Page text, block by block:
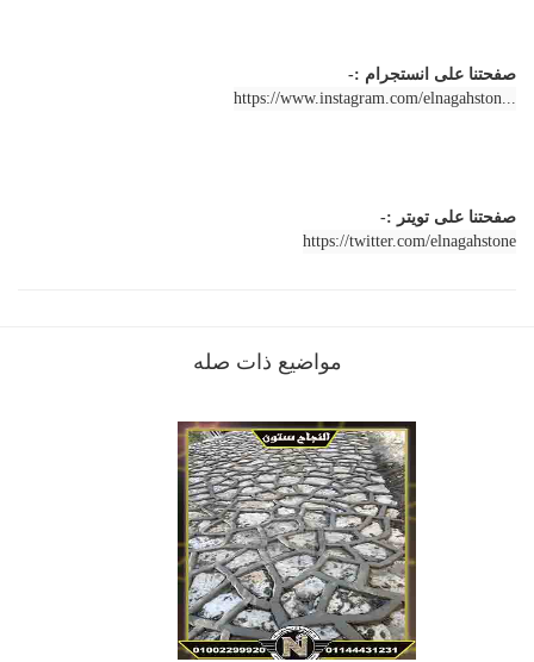
صفحتنا على انستجرام :-
https://www.instagram.com/elnagahston...
صفحتنا على تويتر :-
https://twitter.com/elnagahstone
مواضيع ذات صله